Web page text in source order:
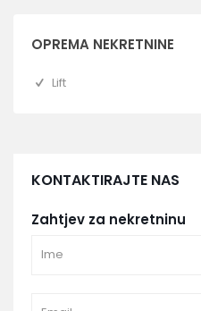
OPREMA NEKRETNINE
Lift
KONTAKTIRAJTE NAS
Zahtjev za nekretninu